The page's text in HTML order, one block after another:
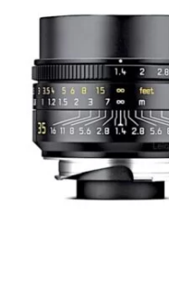
LUMIX GF9 LUMIX
M(Typ240) minolta
OLYMPUS om-1 II
osmo osmo action3